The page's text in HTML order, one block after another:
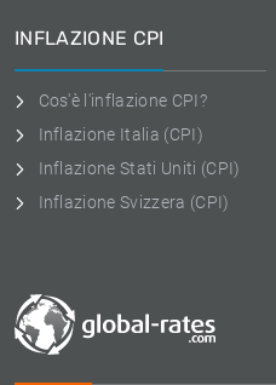
INFLAZIONE CPI
Cos'è l'inflazione CPI?
Inflazione Italia (CPI)
Inflazione Stati Uniti (CPI)
Inflazione Svizzera (CPI)